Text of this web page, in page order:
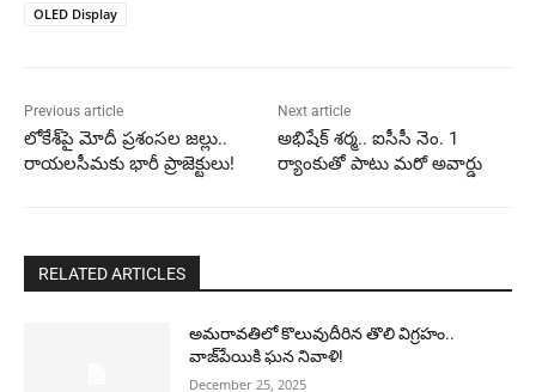
OLED Display
Previous article
లోకేశ్‌పై మోదీ ప్రశంసల జల్లు..
రాయలసీమకు భారీ ప్రాజెక్టులు!
Next article
అభిషేక్ శర్మ.. ఐసీసీ నెం. 1
ర్యాంకుతో పాటు మరో అవార్డు
RELATED ARTICLES
అమరావతిలో కొలువుదీరిన తొలి విగ్రహం..
వాజ్‌పేయికి ఘన నివాళి!
December 25, 2025